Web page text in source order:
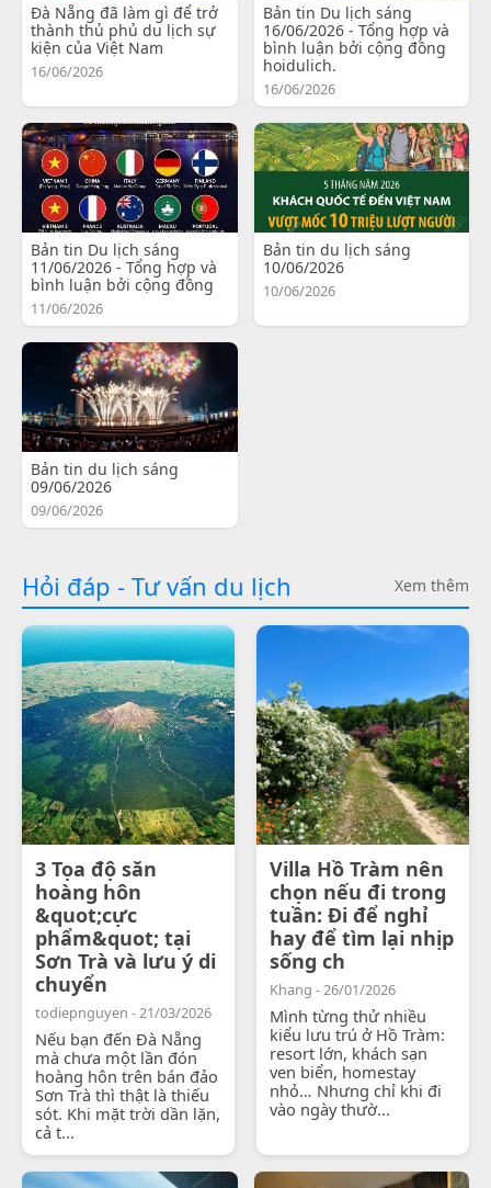
Đà Nẵng đã làm gì để trở
thành thủ phủ du lịch sự
kiện của Việt Nam
16/06/2026
Bản tin Du lịch sáng
16/06/2026 - Tổng hợp và
bình luận bởi cộng đồng
hoidulich.
16/06/2026
Bản tin Du lịch sáng
11/06/2026 - Tổng hợp và
bình luận bởi cộng đồng
11/06/2026
Bản tin du lịch sáng
10/06/2026
10/06/2026
Bản tin du lịch sáng
09/06/2026
09/06/2026
Hỏi đáp - Tư vấn du lịch Xem thêm
3 Tọa độ săn
hoàng hôn
&quot;cực
phẩm&quot; tại
Sơn Trà và lưu ý di
chuyển
todiepnguyen - 21/03/2026
Nếu bạn đến Đà Nẵng
mà chưa một lần đón
hoàng hôn trên bán đảo
Sơn Trà thì thật là thiếu
sót. Khi mặt trời dần lặn,
cả t...
Villa Hồ Tràm nên
chọn nếu đi trong
tuần: Đi để nghỉ
hay để tìm lại nhịp
sống ch
Khang - 26/01/2026
Mình từng thử nhiều
kiểu lưu trú ở Hồ Tràm:
resort lớn, khách sạn
ven biển, homestay
nhỏ… Nhưng chỉ khi đi
vào ngày thườ...